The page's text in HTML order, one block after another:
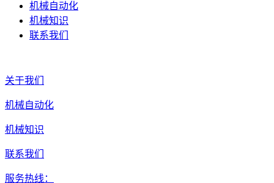
机械自动化
机械知识
联系我们
关于我们
机械自动化
机械知识
联系我们
服务热线：